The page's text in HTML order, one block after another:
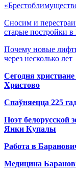
Сносим и
старые постройки в
Почему новые
через несколько лет
Сегодня
Христово
Спаўняецца 225
Поэт белорусской
Янки Купалы
Работа в
Медицина